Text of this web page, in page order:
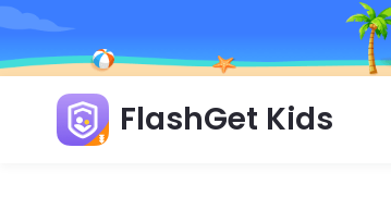
FlashGet Kids